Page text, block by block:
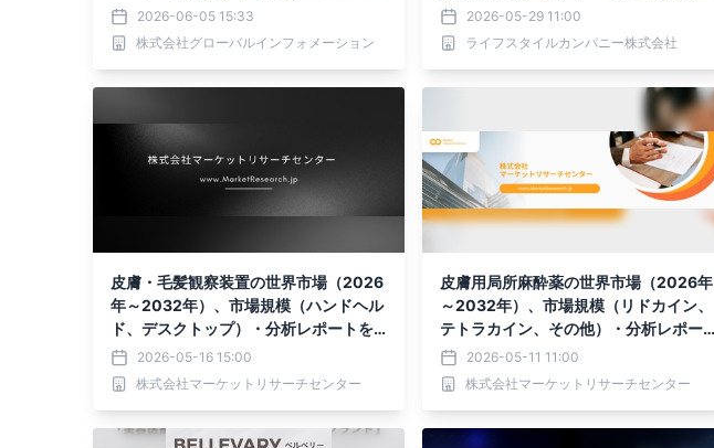
32年の世界市場予測
2026-06-05 15:33
株式会社グローバルインフォメーション
売。2026-05-29 11:00
ライフスタイルカンパニー株式会社
皮膚・毛髪観察装置の世界市場（2026
年～2032年）、市場規模（ハンドヘル
ド、デスクトップ）・分析レポートを
発表2026-05-16 15:00
株式会社マーケットリサーチセンター
皮膚用局所麻酔薬の世界市場（2026年
～2032年）、市場規模（リドカイン、
テトラカイン、その他）・分析レポー
トを発表2026-05-11 11:00
株式会社マーケットリサーチセンター